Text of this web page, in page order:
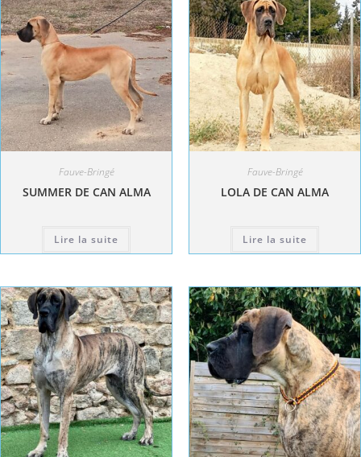
Fauve-Bringé
SUMMER DE CAN ALMA
Lire la suite
Fauve-Bringé
LOLA DE CAN ALMA
Lire la suite